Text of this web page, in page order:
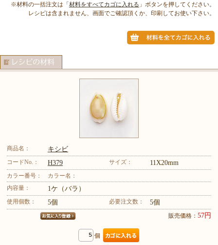
※材料の一括注文は「材料をすべてカゴに入れる 」ボタンを押してください。
レシピは含まれません、画面でご確認頂くか、印刷してお使い下さい。
商品名： キシビ
コードNo.： H379 サイズ： 11X20mm
カラー番号：
カラー名：
内容量：
1ケ（バラ）
使用個数： 5個 必要注文数： 5個
販売価格： 57円
個